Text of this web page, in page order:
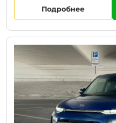
Подробнее
CURRENT PROMOTION: